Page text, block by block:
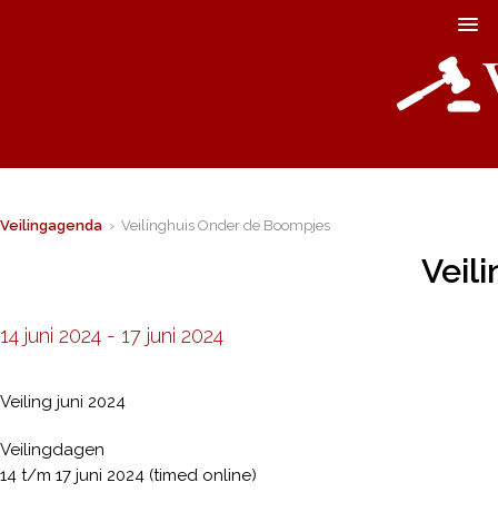
Veilingagenda › Veilinghuis Onder de Boompjes
14 juni 2024 - 17 juni 2024
Veiling juni 2024
Veilingdagen
14 t/m 17 juni 2024 (timed online)